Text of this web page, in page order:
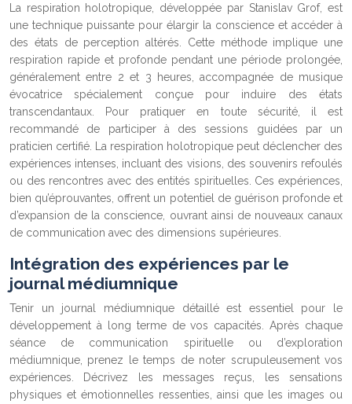
La respiration holotropique, développée par Stanislav Grof, est
une technique puissante pour élargir la conscience et accéder à
des états de perception altérés. Cette méthode implique une
respiration rapide et profonde pendant une période prolongée,
généralement entre 2 et 3 heures, accompagnée de musique
évocatrice spécialement conçue pour induire des états
transcendantaux. Pour pratiquer en toute sécurité, il est
recommandé de participer à des sessions guidées par un
praticien certifié. La respiration holotropique peut déclencher des
expériences intenses, incluant des visions, des souvenirs refoulés
ou des rencontres avec des entités spirituelles. Ces expériences,
bien qu’éprouvantes, offrent un potentiel de guérison profonde et
d’expansion de la conscience, ouvrant ainsi de nouveaux canaux
de communication avec des dimensions supérieures.
Intégration des expériences par le
journal médiumnique
Tenir un journal médiumnique détaillé est essentiel pour le
développement à long terme de vos capacités. Après chaque
séance de communication spirituelle ou d’exploration
médiumnique, prenez le temps de noter scrupuleusement vos
expériences. Décrivez les messages reçus, les sensations
physiques et émotionnelles ressenties, ainsi que les images ou